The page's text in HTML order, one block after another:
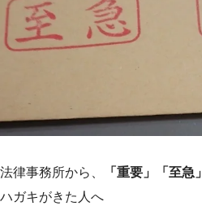
法律事務所から、 「重要」「至急」
ハガキがきた人へ